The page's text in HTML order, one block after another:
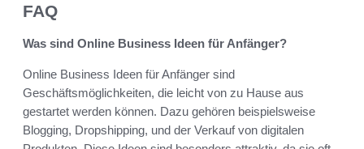
FAQ
Was sind Online Business Ideen für Anfänger?
Online Business Ideen für Anfänger sind
Geschäftsmöglichkeiten, die leicht von zu Hause aus
gestartet werden können. Dazu gehören beispielsweise
Blogging, Dropshipping, und der Verkauf von digitalen